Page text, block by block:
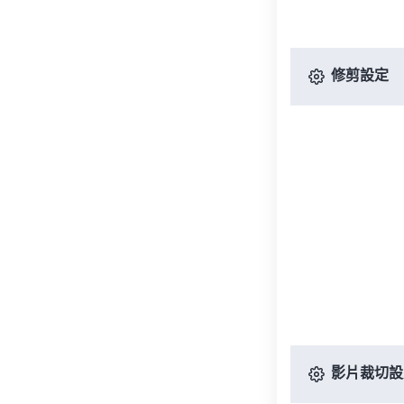
修剪設定
影片裁切